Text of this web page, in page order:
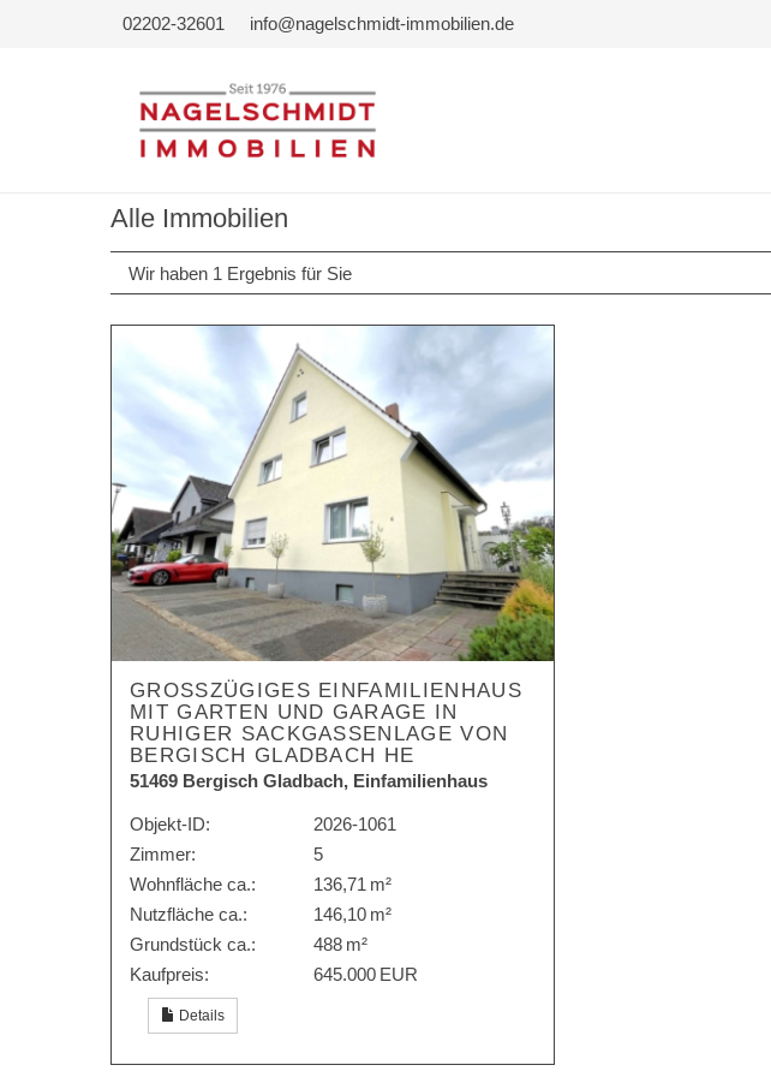
02202-32601 info@nagelschmidt-immobilien.de
Alle Immobilien
Wir haben 1 Ergebnis für Sie
GROSSZÜGIGES EINFAMILIENHAUS M
IT GARTEN UND GARAGE IN R
UHIGER SACKGASSENLAGE VON B
ERGISCH GLADBACH HE
51469 Bergisch Gladbach, Einfamilienhaus
Objekt-ID:
2026-1061
Zimmer:
5
Wohnfläche ca.:
136,71 m²
Nutzfläche ca.:
146,10 m²
Grund­stück ca.:
488 m²
Kaufpreis:
645.000 EUR
Details